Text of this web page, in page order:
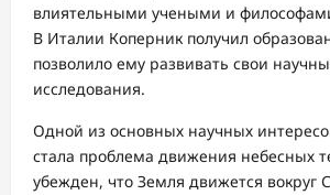
влиятельными учеными и
В Италии Коперник получил
позволило ему развивать свои
исследования.
Одной из основных научных
стала проблема движения небесных
убежден, что Земля движется вокруг